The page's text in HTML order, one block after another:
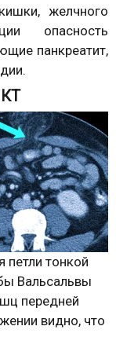
желчного
опасность
панкреатит,
петли тонкой
Вальсальвы
передней
видно, что